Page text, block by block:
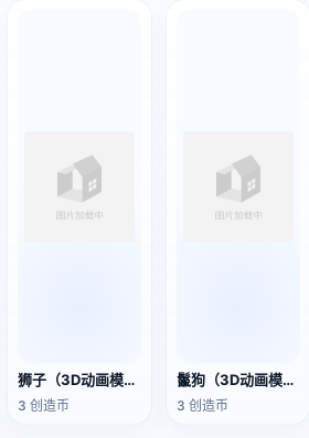
狮子（3D动画模型）
3 创造币
鬣狗（3D动画模型）
3 创造币